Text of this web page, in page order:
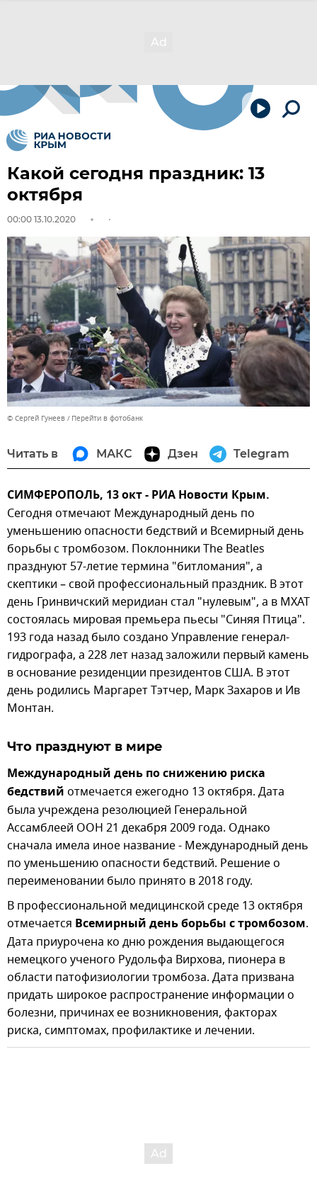
Какой сегодня праздник: 13
октября
00:00 13.10.2020
© Сергей Гунеев Перейти в фотобанк
Читать в МАКС Дзен Telegram
СИМФЕРОПОЛЬ, 13 окт - РИА Новости Крым.
Сегодня отмечают Международный день по
уменьшению опасности бедствий и Всемирный день
борьбы с тромбозом. Поклонники The Beatles
празднуют 57-летие термина "битломания", а
скептики – свой профессиональный праздник. В этот
день Гринвичский меридиан стал "нулевым", а в МХАТ
состоялась мировая премьера пьесы "Синяя Птица".
193 года назад было создано Управление генерал-
гидрографа, а 228 лет назад заложили первый камень
в основание резиденции президентов США. В этот
день родились Маргарет Тэтчер, Марк Захаров и Ив
Монтан.
Что празднуют в мире
Международный день по снижению риска
бедствий отмечается ежегодно 13 октября. Дата
была учреждена резолюцией Генеральной
Ассамблеей ООН 21 декабря 2009 года. Однако
сначала имела иное название - Международный день
по уменьшению опасности бедствий. Решение о
переименовании было принято в 2018 году.
В профессиональной медицинской среде 13 октября
отмечается Всемирный день борьбы с тромбозом.
Дата приурочена ко дню рождения выдающегося
немецкого ученого Рудольфа Вирхова, пионера в
области патофизиологии тромбоза. Дата призвана
придать широкое распространение информации о
болезни, причинах ее возникновения, факторах
риска, симптомах, профилактике и лечении.